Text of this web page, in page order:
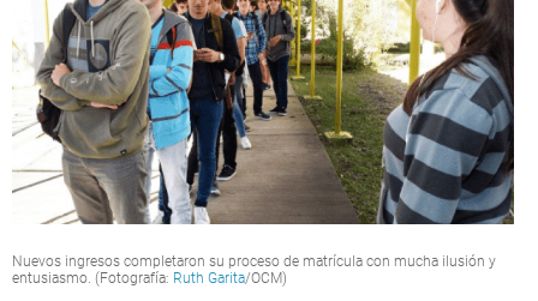
Nuevos ingresos completaron su proceso de matrícula con mucha ilusión y
entusiasmo. (Fotografía: Ruth Garita/OCM)